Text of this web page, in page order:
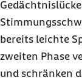
bereits leichte
zweiten Phase
und schränken